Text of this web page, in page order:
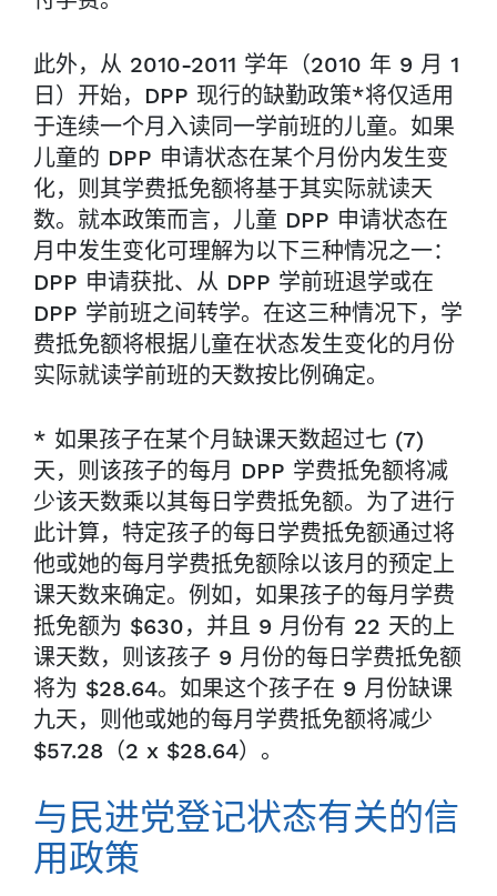
此外，从 2010-2011 学年（2010 年 9 月 1
日）开始，DPP 现行的缺勤政策*将仅适用
于连续一个月入读同一学前班的儿童。如果
儿童的 DPP 申请状态在某个月份内发生变
化，则其学费抵免额将基于其实际就读天
数。就本政策而言，儿童 DPP 申请状态在
月中发生变化可理解为以下三种情况之一：
DPP 申请获批、从 DPP 学前班退学或在
DPP 学前班之间转学。在这三种情况下，学
费抵免额将根据儿童在状态发生变化的月份
实际就读学前班的天数按比例确定。
* 如果孩子在某个月缺课天数超过七 (7)
天，则该孩子的每月 DPP 学费抵免额将减
少该天数乘以其每日学费抵免额。为了进行
此计算，特定孩子的每日学费抵免额通过将
他或她的每月学费抵免额除以该月的预定上
课天数来确定。例如，如果孩子的每月学费
抵免额为 $630，并且 9 月份有 22 天的上
课天数，则该孩子 9 月份的每日学费抵免额
将为 $28.64。如果这个孩子在 9 月份缺课
九天，则他或她的每月学费抵免额将减少
$57.28（2 x $28.64）。
与民进党登记状态有关的信
用政策